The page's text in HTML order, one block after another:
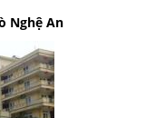
Nghệ An